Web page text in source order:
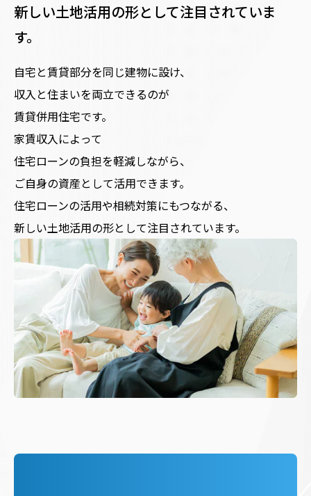
新しい土地活用の形として注目されていま
す。
自宅と賃貸部分を同じ建物に設け、
収入と住まいを両立できるのが
賃貸併用住宅です。
家賃収入によって
住宅ローンの負担を軽減しながら、
ご自身の資産として活用できます。
住宅ローンの活用や相続対策にもつながる、
新しい土地活用の形として注目されています。